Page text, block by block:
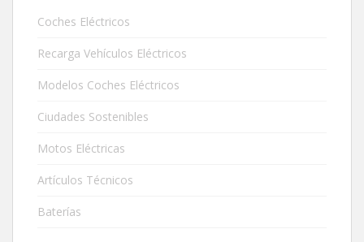
Coches Eléctricos
Recarga Vehículos Eléctricos
Modelos Coches Eléctricos
Ciudades Sostenibles
Motos Eléctricas
Artículos Técnicos
Baterías